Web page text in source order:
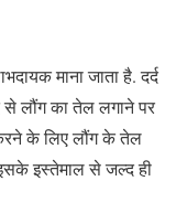
माना जाता है. दर्द
लौंग का तेल लगाने पर
के लिए लौंग के तेल
इसके इस्तेमाल से जल्द ही